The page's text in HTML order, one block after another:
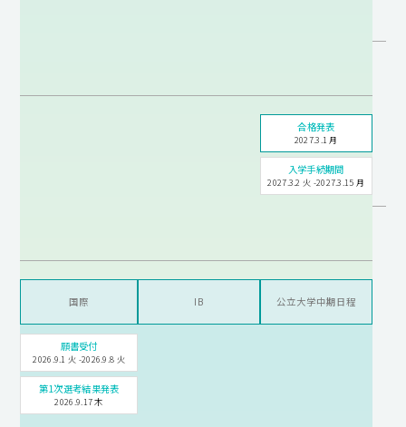
国際
願書受付
2026.9.1 火 -2026.9.8 火
第1次選考結果発表
2026.9.17 木
IB
合格発表
2027.3.1 月
入学手続期間
2027.3.2 火 -2027.3.15 月
公立大学中期日程